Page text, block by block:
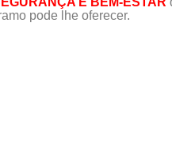
pode lhe oferecer.